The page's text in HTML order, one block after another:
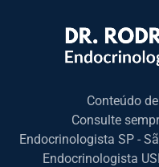
Conteúdo
Consulte
Endocrinologista SP -
Endocrinologista